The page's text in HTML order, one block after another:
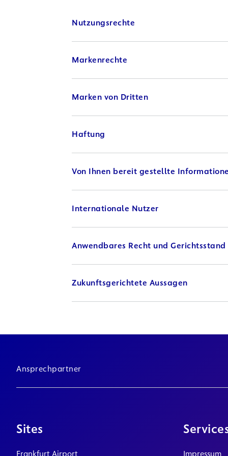
Nutzungsrechte
Markenrechte
Marken von Dritten
Haftung
Von Ihnen bereit gestellte
Internationale Nutzer
Anwendbares Recht und Gerichtsstand
Zukunftsgerichtete Aussagen
Ansprechpartner
Sites
Frankfurt Airport Impressum